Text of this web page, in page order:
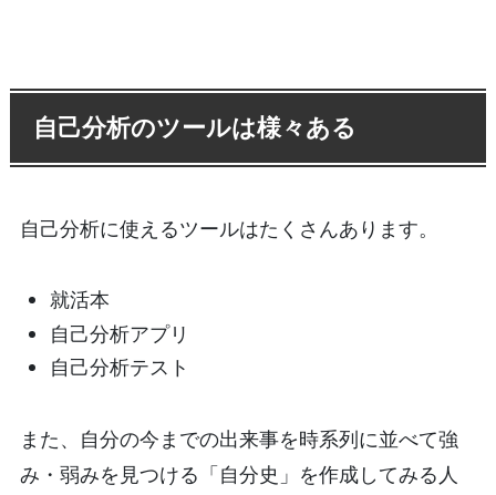
自己分析のツールは様々ある
自己分析に使えるツールはたくさんあります。
就活本
自己分析アプリ
自己分析テスト
また、自分の今までの出来事を時系列に並べて強
み・弱みを見つける「自分史」を作成してみる人